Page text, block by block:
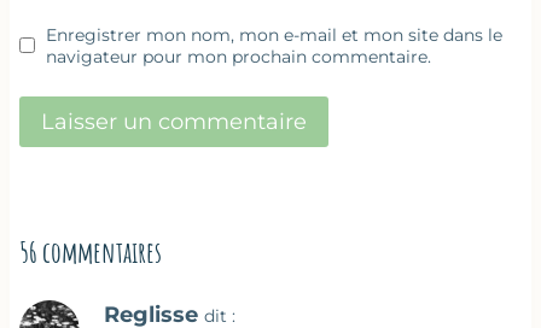
Enregistrer mon nom, mon e-mail et mon site dans le
navigateur pour mon prochain commentaire.
56 commentaires
Reglisse dit :